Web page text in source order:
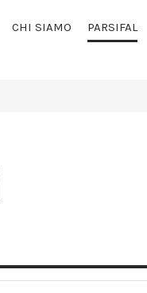
CHI SIAMO PARSIFAL